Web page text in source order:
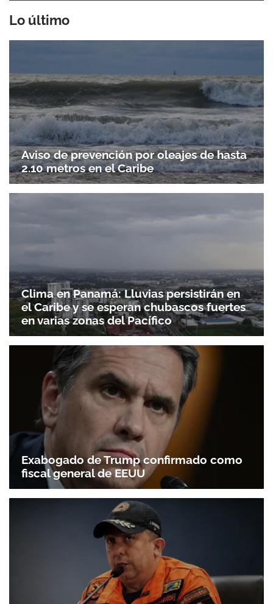
Lo último
Aviso de prevención por oleajes de hasta
2.10 metros en el Caribe
Clima en Panamá: Lluvias persistirán en
el Caribe y se esperan chubascos fuertes
en varias zonas del Pacífico
Exabogado de Trump confirmado como
fiscal general de EEUU